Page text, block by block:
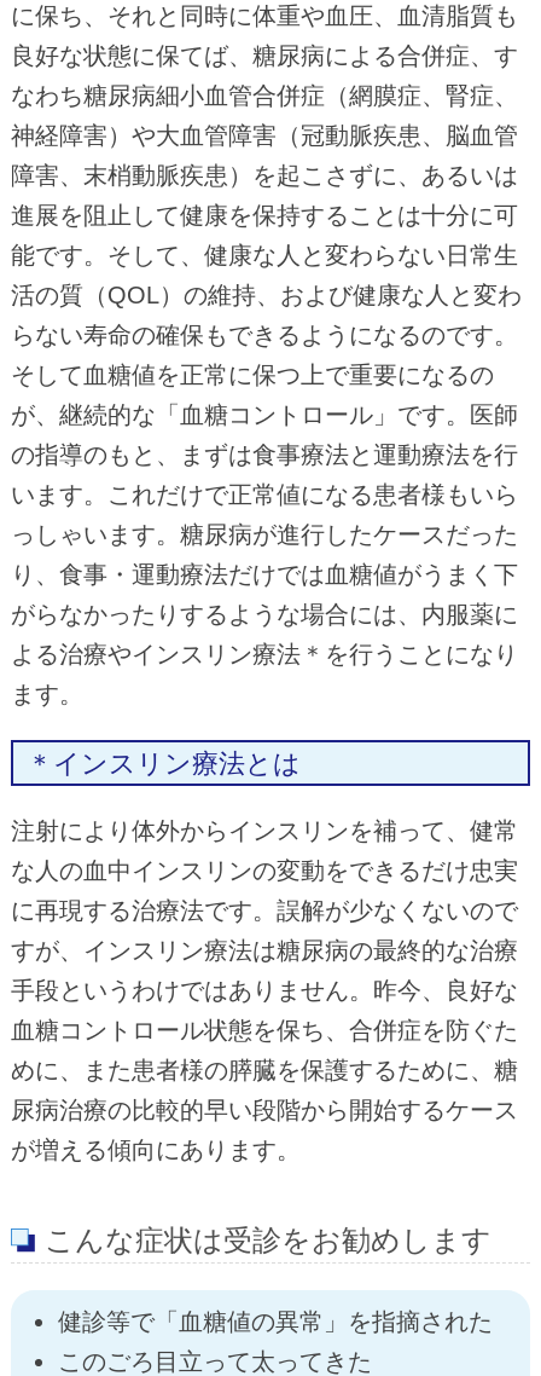
に保ち、それと同時に体重や血圧、血清脂質も
良好な状態に保てば、糖尿病による合併症、す
なわち糖尿病細小血管合併症（網膜症、腎症、
神経障害）や大血管障害（冠動脈疾患、脳血管
障害、末梢動脈疾患）を起こさずに、あるいは
進展を阻止して健康を保持することは十分に可
能です。そして、健康な人と変わらない日常生
活の質（QOL）の維持、および健康な人と変わ
らない寿命の確保もできるようになるのです。
そして血糖値を正常に保つ上で重要になるの
が、継続的な「血糖コントロール」です。医師
の指導のもと、まずは食事療法と運動療法を行
います。これだけで正常値になる患者様もいら
っしゃいます。糖尿病が進行したケースだった
り、食事・運動療法だけでは血糖値がうまく下
がらなかったりするような場合には、内服薬に
よる治療やインスリン療法＊を行うことになり
ます。
＊インスリン療法とは
注射により体外からインスリンを補って、健常
な人の血中インスリンの変動をできるだけ忠実
に再現する治療法です。誤解が少なくないので
すが、インスリン療法は糖尿病の最終的な治療
手段というわけではありません。昨今、良好な
血糖コントロール状態を保ち、合併症を防ぐた
めに、また患者様の膵臓を保護するために、糖
尿病治療の比較的早い段階から開始するケース
が増える傾向にあります。
こんな症状は受診をお勧めします
健診等で「血糖値の異常」を指摘された
このごろ目立って太ってきた